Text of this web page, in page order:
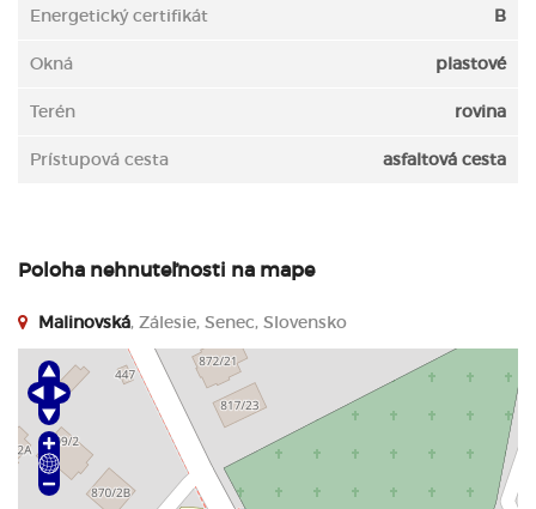
Energetický certifikát B
Okná plastové
Terén rovina
Prístupová cesta asfaltová cesta
Poloha nehnuteľnosti na mape
Malinovská, Zálesie, Senec, Slovensko